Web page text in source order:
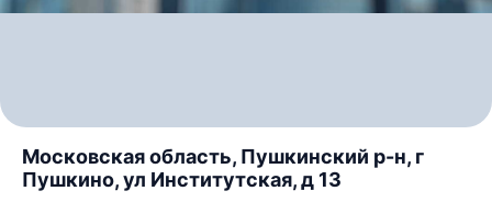
Московская область, Пушкинский р-н, г
Пушкино, ул Институтская, д 13